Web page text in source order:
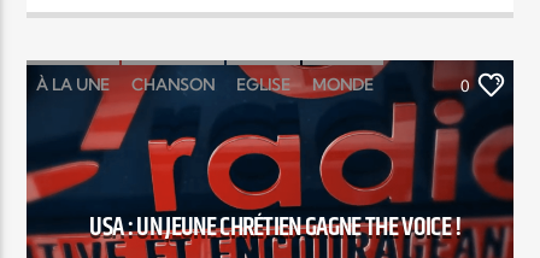
À LA UNE CHANSON EGLISE MONDE
RELIGIONS
0
USA : UN JEUNE CHRÉTIEN GAGNE THE VOICE !